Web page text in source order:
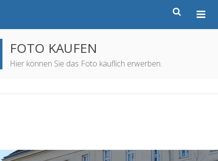
FOTO KAUFEN
Hier können Sie das Foto käuflich erwerben.